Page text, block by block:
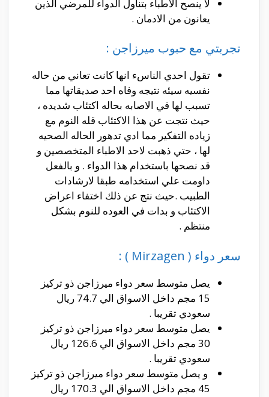
لا ينصح الاطباء بتناول الدواء للمرضي الذين
يعانون من الادمان .
تجربتي مع حبوب ميرزاجن :
تقول احدي الناسء انها كانت تعاني من حاله
نفسيه سيئه نتيجه وفاه احد صديقاتها مما
تسبب لها في الاصابه بحاله اكتئاب شديده ،
حيث نتجت عن هذا الاكتئاب قله النوم مع
زياده التفكير مما ادي تدهور الحاله الصحيه
لها ، حتي ذهبت لاحد الاطباء المتخصصين و
قد نصحها باستخدام هذا الدواء . و بالفعل
داومت علي استخدامه طبقا لارشادات
الطبيب .حيث نتج عن ذلك اختفاء اعراض
الاكتئاب و بدات في العوده للنوم بشكل
منتظم .
سعر دواء ( Mirzagen ) :
يصل متوسط سعر دواء ميرزاجن ذو تركيز
15 مجم داخل الاسواق الي 74.7 ريال
سعودي تقريبا .
يصل متوسط سعر دواء ميرزاجن ذو تركيز
30 مجم داخل الاسواق الي 126.6 ريال
سعودي تقريبا .
و يصل متوسط سعر دواء ميرزاجن ذو تركيز
45 مجم داخل الاسواق الي 170.3 ريال